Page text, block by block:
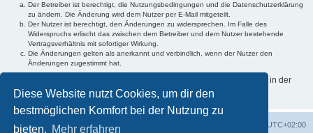
Diese Website nutzt Cookies, um dir den
bestmöglichen Komfort bei der Nutzung zu
bieten. Mehr erfahren
Der Betreiber ist berechtigt, die Nutzungsbedingungen und die Datenschutzerklärung
zu ändern. Die Änderung wird dem Nutzer per E-Mail mitgeteilt.
Der Nutzer ist berechtigt, den Änderungen zu widersprechen. Im Falle des
Widerspruchs erlischt das zwischen dem Betreiber und dem Nutzer bestehende
Vertragsverhältnis mit sofortiger Wirkung.
Die Änderungen gelten als anerkannt und verbindlich, wenn der Nutzer den
Änderungen zugestimmt hat.
Informationen über den Umgang mit deinen persönlichen Daten sind in der
Datenschutzerklärung enthalten.
Foren-Übersicht UTC+02:00